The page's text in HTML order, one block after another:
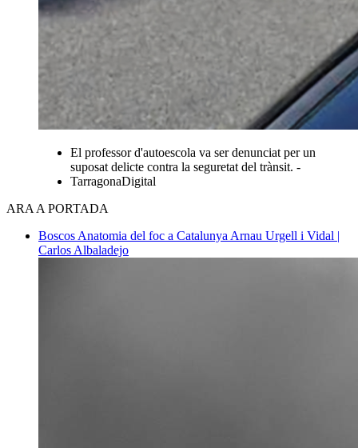
El professor d'autoescola va ser denunciat per un
suposat delicte contra la seguretat del trànsit. -
TarragonaDigital
ARA A PORTADA
Boscos Anatomia del foc a Catalunya Arnau Urgell i Vidal |
Carlos Albaladejo